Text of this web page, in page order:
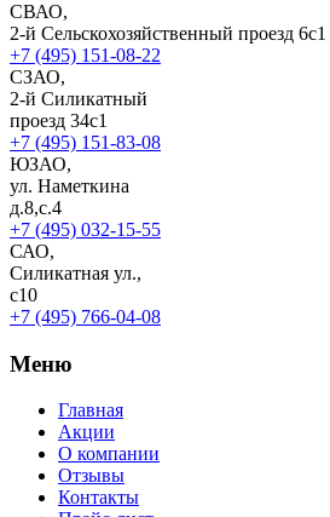
СВАО,
2-й Сельскохозяйственный проезд 6с1
+7 (495) 151-08-22
СЗАО,
2-й Силикатный
проезд 34с1
+7 (495) 151-83-08
ЮЗАО,
ул. Наметкина
д.8,с.4
+7 (495) 032-15-55
САО,
Силикатная ул.,
с10
+7 (495) 766-04-08
Меню
Главная
Акции
О компании
Отзывы
Контакты